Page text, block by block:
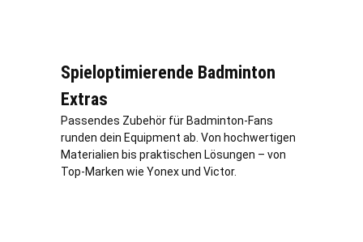
Spieloptimierende Badminton
Extras
Passendes Zubehör für Badminton-Fans
runden dein Equipment ab. Von hochwertigen
Materialien bis praktischen Lösungen – von
Top-Marken wie Yonex und Victor.